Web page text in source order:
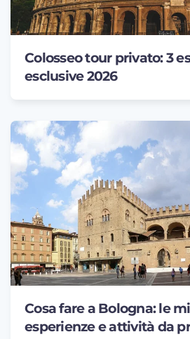
Colosseo tour privato: 3
esclusive 2026
Cosa fare a Bologna: le
esperienze e attività da